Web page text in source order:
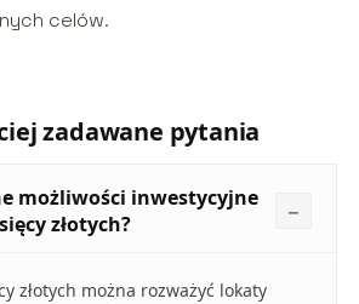
celów.
zadawane pytania
możliwości inwestycyjne
złotych?
złotych można rozważyć lokaty